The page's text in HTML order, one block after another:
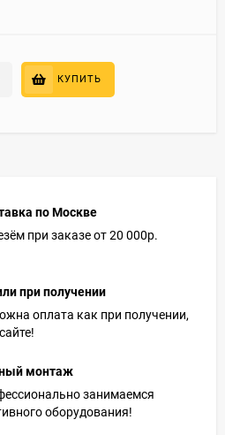
КУПИТЬ
по Москве
при заказе от 20 000р.
при получении
оплата как при получении,
монтаж
занимаемся
оборудования!